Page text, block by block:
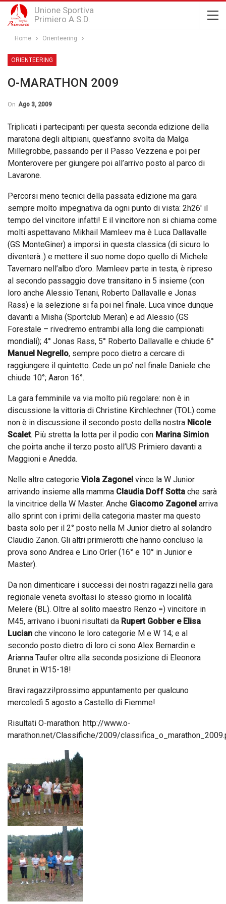
Unione Sportiva
Primiero A.S.D.
Home Orienteering
ORIENTEERING
O-MARATHON 2009
On Ago 3, 2009
Triplicati i partecipanti per questa seconda edizione della
maratona degli altipiani, quest’anno svolta da Malga
Millegrobbe, passando per il Passo Vezzena e poi per
Monterovere per giungere poi all’arrivo posto al parco di
Lavarone.
Percorsi meno tecnici della passata edizione ma gara
sempre molto impegnativa da ogni punto di vista: 2h26′ il
tempo del vincitore infatti! E il vincitore non si chiama come
molti aspettavano Mikhail Mamleev ma è Luca Dallavalle
(GS MonteGiner) a imporsi in questa classica (di sicuro lo
diventerà..) e mettere il suo nome dopo quello di Michele
Tavernaro nell’albo d’oro. Mamleev parte in testa, è ripreso
al secondo passaggio dove transitano in 5 insieme (con
loro anche Alessio Tenani, Roberto Dallavalle e Jonas
Rass) e la selezione si fa poi nel finale. Luca vince dunque
davanti a Misha (Sportclub Meran) e ad Alessio (GS
Forestale – rivedremo entrambi alla long die campionati
mondiali); 4° Jonas Rass, 5° Roberto Dallavalle e chiude 6°
Manuel Negrello, sempre poco dietro a cercare di
raggiungere il quintetto. Cede un po’ nel finale Daniele che
chiude 10°; Aaron 16°.
La gara femminile va via molto più regolare: non è in
discussione la vittoria di Christine Kirchlechner (TOL) come
non è in discussione il secondo posto della nostra Nicole
Scalet. Più stretta la lotta per il podio con Marina Simion
che poirta anche il terzo posto all’US Primiero davanti a
Maggioni e Anedda.
Nelle altre categorie Viola Zagonel vince la W Junior
arrivando insieme alla mamma Claudia Doff Sotta che sarà
la vincitrice della W Master. Anche Giacomo Zagonel arriva
allo sprint con i primi della categoria master ma questo
basta solo per il 2° posto nella M Junior dietro al solandro
Claudio Zanon. Gli altri primierotti che hanno concluso la
prova sono Andrea e Lino Orler (16° e 10° in Junior e
Master).
Da non dimenticare i successi dei nostri ragazzi nella gara
regionale veneta svoltasi lo stesso giorno in località
Melere (BL). Oltre al solito maestro Renzo =) vincitore in
M45, arrivano i buoni risultati da Rupert Gobber e Elisa
Lucian che vincono le loro categorie M e W 14; e al
secondo posto dietro di loro ci sono Alex Bernardin e
Arianna Taufer oltre alla seconda posizione di Eleonora
Brunet in W15-18!
Bravi ragazzi!prossimo appuntamento per qualcuno
mercoledì 5 agosto a Castello di Fiemme!
Risultati O-marathon: http://www.o-
marathon.net/Classifiche/2009/